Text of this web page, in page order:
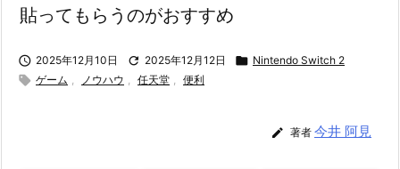
貼ってもらうのがおすすめ
 2025年12月10日  2025年12月12日  Nintendo Switch 2
 ゲーム , ノウハウ , 任天堂 , 便利
 著者 今井 阿見